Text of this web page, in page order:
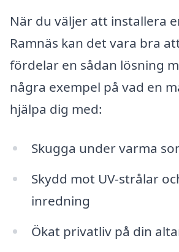
När du väljer att installera
Ramnäs kan det vara bra
fördelar en sådan lösning
några exempel på vad en
hjälpa dig med:
Skugga under varma
Skydd mot UV-strålar
inredning
Ökat privatliv på din